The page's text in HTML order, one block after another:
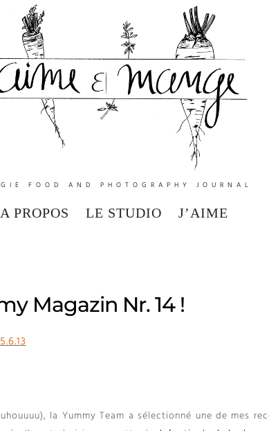
FOOD AND PHOTOGRAPHY JOURNAL
A PROPOS LE STUDIO J’AIME
Magazin Nr. 14 !
5.6.13
), la Yummy Team a sélectionné une de mes